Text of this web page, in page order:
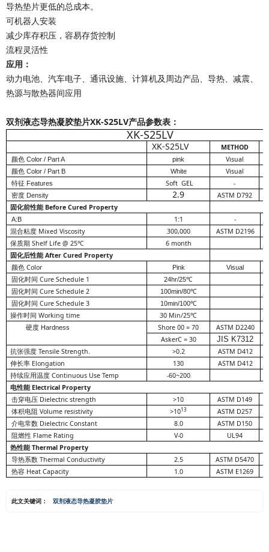
导热垫片更低的总成本。
可机器人安装
减少库存积压，容易存货控制
流程灵活性
应用：
动力电池、汽车电子、通讯设施、计算机及周边产品、导热、减震、
热源与散热器间应用
双剂液态导热凝胶垫片XK-S25LV产品参数表：
XK-S25LV
XK-S25LV METHOD
颜色 Color / Part A pink Visual
颜色 Color / Part B White Visual
特征 Features Soft GEL -
密度 Density 2.9 ASTM D792
固化前性能 Before Cured Property
A:B 1:1
-
混合粘度 Mixed Viscosity
300,000
ASTM D2196
保质期 Shelf Life @ 25℃
6 month
固化后性能 After Cured Property
颜色 Color
Pink Visual
固化时间 Cure Schedule 1 24hr/25℃
固化时间 Cure Schedule 2 100min/80℃
固化时间 Cure Schedule 3 10min/100℃
操作时间 Working time 30 Min/25℃
硬度 Hardness Shore 00 = 70
ASTM D2240
AskerC = 30
JIS K7312
抗张强度 Tensile Strength. >0.2
ASTM D412
伸长率 Elongation
130
ASTM D412
持续应用温度 Continuous Use Temp
-60~200
电性能 Electrical Property
击穿电压 Dielectric strength
>10 ASTM D149
体积电阻 Volume resistivity
>1013 ASTM D257
介电常数 Dielectric Constant
8.0 ASTM D150
阻燃性 Flame Rating
V-0
UL94
热性能 Thermal Property
导热系数 Thermal Conductivity
2.5 ASTM D5470
热容 Heat Capacity
1.0 ASTM E1269
此文关键词： 双剂液态导热凝胶垫片